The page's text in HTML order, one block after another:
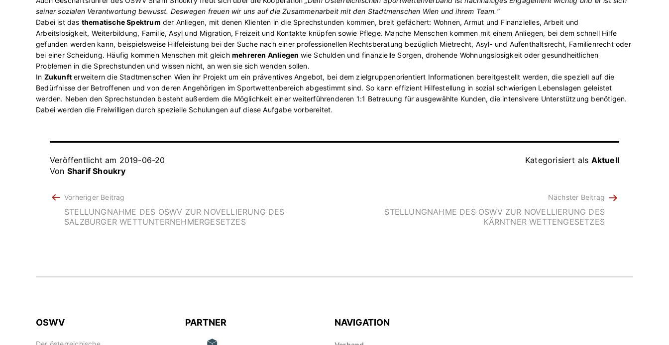
seiner sozialen Verantwortung bewusst. Deswegen freuen wir uns auf die Zusammenarbeit mit den Stadtmenschen Wien und ihrem Team.“
Dabei ist das thematische Spektrum der Anliegen, mit denen Klienten in die Sprechstunden kommen, breit gefächert: Wohnen, Armut und Finanzielles, Arbeit und
Arbeitslosigkeit, Weiterbildung, Familie, Asyl und Migration, Freizeit und Kontakte knüpfen sowie Pflege. Manche Menschen kommen mit einem Anliegen, bei dem schnell Hilfe
gefunden werden kann, beispielsweise Hilfeleistung bei der Suche nach einer professionellen Rechtsberatung bezüglich Mietrecht, Asyl- und Aufenthaltsrecht, Familienrecht oder
bei einer Scheidung. Häufig kommen Menschen mit gleichmehreren Anliegen wie Schulden und finanzielle Sorgen, drohende Wohnungslosigkeit oder gesundheitlichen
Problemen in die Sprechstunden und wissen nicht, an wen sie sich wenden sollen.
In Zukunft erweitern die Stadtmenschen Wien ihr Projekt um ein präventives Angebot, bei dem zielgruppenorientiert Informationen bereitgestellt werden, die speziell auf die
Bedürfnisse der Betroffenen und von deren Angehörigen im Sportwettenbereich abgestimmt sind. So kann effizient Hilfestellung in sozial schwierigen Lebenslagen geleistet
werden. Neben den Sprechstunden besteht außerdem die Möglichkeit einer weiterführenderen 1:1 Betreuung für ausgewählte Kunden, die intensivere Unterstützung benötigen.
Dabei werden die Freiwilligen durch spezielle Schulungen auf diese Aufgabe vorbereitet.
Veröffentlicht am 2019-06-20
Von Sharif Shoukry
Kategorisiert als Aktuell
BEITRAGSNAVIGATION
Vorheriger Beitrag
STELLUNGNAHME DES OSWV ZUR NOVELLIERUNG DES
SALZBURGER WETTUNTERNEHMERGESETZES
Nächster Beitrag
STELLUNGNAHME DES OSWV ZUR NOVELLIERUNG DES
KÄRNTNER WETTENGESETZES
OSWV PARTNER NAVIGATION